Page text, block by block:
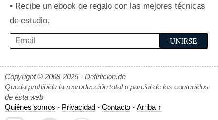
• Recibe un ebook de regalo con las mejores técnicas
de estudio.
Copyright © 2008-2026 - Definicion.de
Queda prohibida la reproducción total o parcial de los contenidos
de esta web
Quiénes somos - Privacidad - Contacto - Arriba ↑